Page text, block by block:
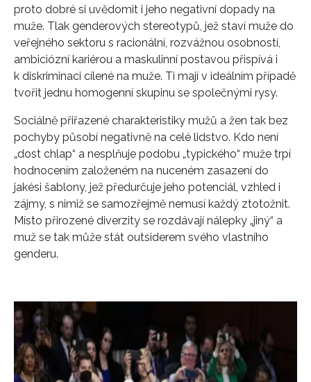
proto dobré si uvědomit i jeho negativní dopady na
muže. Tlak genderových stereotypů, jež staví muže do
veřejného sektoru s racionální, rozvážnou osobností,
ambiciózní kariérou a maskulinní postavou přispívá i
k diskriminaci cílené na muže. Ti mají v ideálním případě
tvořit jednu homogenní skupinu se společnými rysy.
Sociálně přiřazené charakteristiky mužů a žen tak bez
pochyby působí negativně na celé lidstvo. Kdo není
„dost chlap“ a nesplňuje podobu „typického“ muže trpí
hodnocením založeném na nuceném zasazení do
jakési šablony, jež předurčuje jeho potenciál, vzhled i
zájmy, s nimiž se samozřejmě nemusí každý ztotožnit.
Místo přirozené diverzity se rozdávají nálepky „jiný“ a
muž se tak může stát outsiderem svého vlastního
genderu.